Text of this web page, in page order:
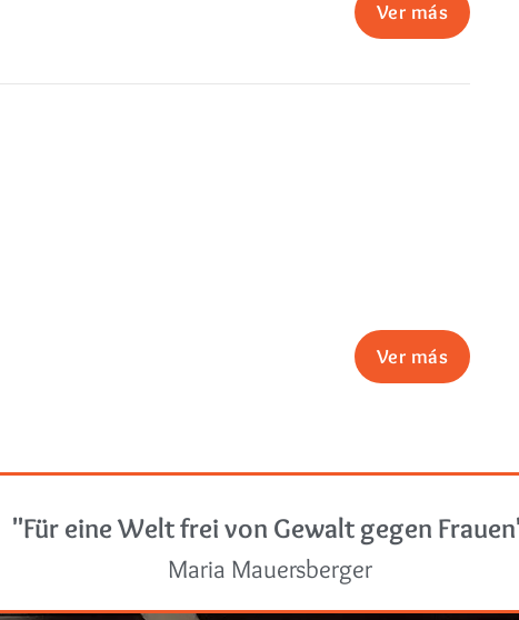
Ver más
Ver más
"Für eine Welt frei von Gewalt gegen
Maria Mauersberger